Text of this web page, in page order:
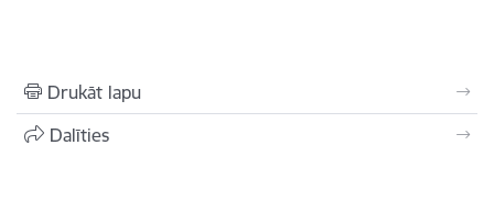
Drukāt lapu
Dalīties